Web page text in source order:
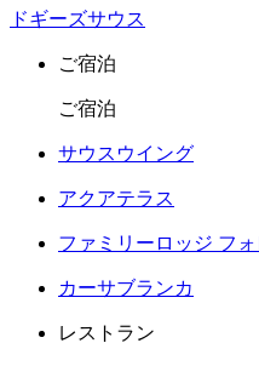
ドギーズサウス
ご宿泊
ご宿泊
サウスウイング
アクアテラス
ファミリーロッジ フ
カーサブランカ
レストラン